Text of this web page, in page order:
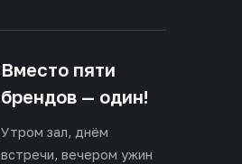
Вместо пяти
брендов — один!
Утром зал, днём
встречи, вечером ужин